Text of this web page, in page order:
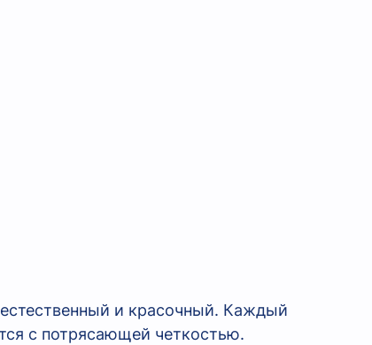
и красочный. Каждый
с потрясающей четкостью.